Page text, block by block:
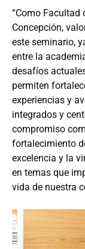
“Como Facultad
Concepción,
este seminario,
entre la
desafíos
permiten
experiencias y
integrados y
compromiso
fortalecimiento
excelencia y la
en temas que
vida de nuestra